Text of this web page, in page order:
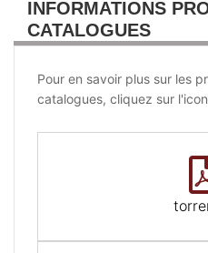
INFORMATIONS
CATALOGUES
Pour en savoir plus sur les
catalogues, cliquez sur